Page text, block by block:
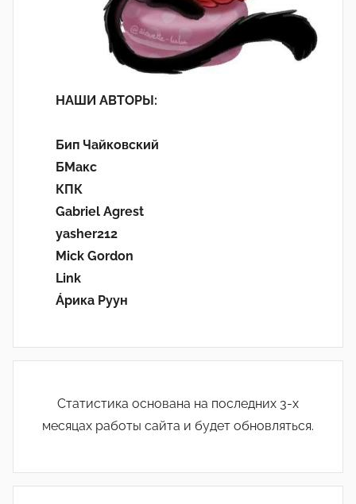
НАШИ АВТОРЫ:
Бип Чайковский
БМакс
КПК
Gabriel Agrest
yasher212
Mick Gordon
Link
Áрика Руун
Статистика основана на последних 3-х
месяцах работы сайта и будет обновляться.